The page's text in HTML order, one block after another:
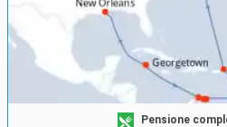
Pensione